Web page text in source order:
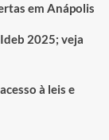
em Anápolis
2025; veja
à leis e